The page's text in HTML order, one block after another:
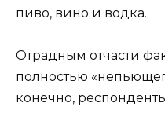
пиво, вино и водка.
Отрадным отчасти
полностью
конечно,